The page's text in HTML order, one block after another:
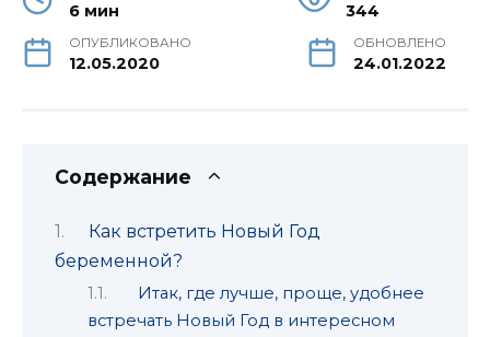
6 мин 344
ОПУБЛИКОВАНО
12.05.2020
ОБНОВЛЕНО
24.01.2022
Содержание
Как встретить Новый Год
беременной?
Итак, где лучше, проще, удобнее
встречать Новый Год в интересном